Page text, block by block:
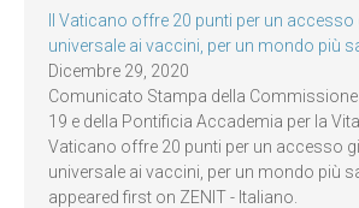
Il Vaticano offre 20 punti per un accesso
universale ai vaccini, per un mondo più
Dicembre 29, 2020
Comunicato Stampa della
19 e della Pontificia Accademia per la Vita
Vaticano offre 20 punti per un accesso
universale ai vaccini, per un mondo più
appeared first on ZENIT - Italiano.